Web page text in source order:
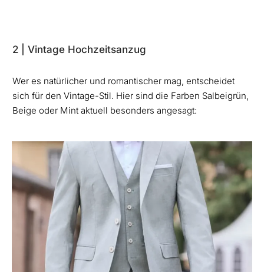
2 | Vintage Hochzeitsanzug
Wer es natürlicher und romantischer mag, entscheidet
sich für den Vintage-Stil. Hier sind die Farben Salbeigrün,
Beige oder Mint aktuell besonders angesagt: